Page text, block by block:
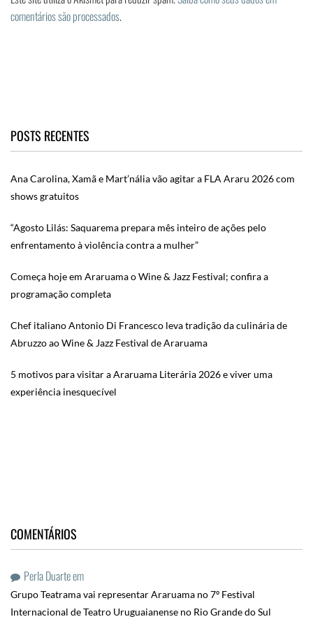
comentários são processados.
POSTS RECENTES
Ana Carolina, Xamã e Mart’nália vão agitar a FLA Araru 2026 com
shows gratuitos
“Agosto Lilás: Saquarema prepara mês inteiro de ações pelo
enfrentamento à violência contra a mulher”
Começa hoje em Araruama o Wine & Jazz Festival; confira a
programação completa
Chef italiano Antonio Di Francesco leva tradição da culinária de
Abruzzo ao Wine & Jazz Festival de Araruama
5 motivos para visitar a Araruama Literária 2026 e viver uma
experiência inesquecível
COMENTÁRIOS
Perla Duarteem
Grupo Teatrama vai representar Araruama no 7º Festival
Internacional de Teatro Uruguaianense no Rio Grande do Sul